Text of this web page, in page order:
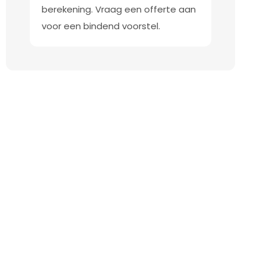
berekening. Vraag een offerte aan
voor een bindend voorstel.